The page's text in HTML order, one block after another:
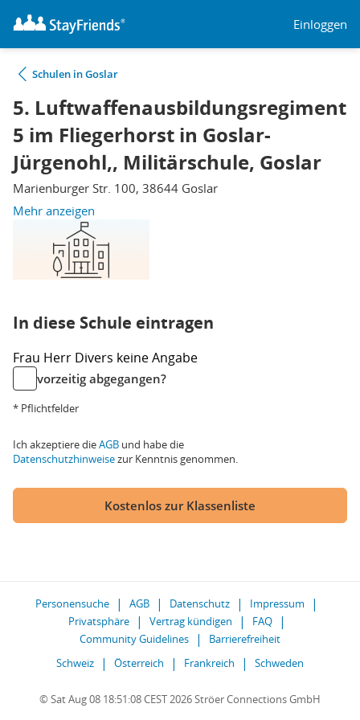
Einloggen
Schulen in Goslar
5. Luftwaffenausbildungsregiment
5 im Fliegerhorst in Goslar-
Jürgenohl,, Militärschule, Goslar
Marienburger Str. 100, 38644 Goslar
Mehr anzeigen
In diese Schule eintragen
Frau Herr Divers keine Angabe
vorzeitig abgegangen?
* Pflichtfelder
Ich akzeptiere dieAGB und habe die
Datenschutzhinweisezur Kenntnis genommen.
Kostenlos zur Klassenliste
Personensuche AGB Datenschutz
Impressum
Privatsphäre
Vertrag kündigen
FAQ
Community Guidelines
Barrierefreiheit
Schweiz
Österreich Frankreich Schweden
© Sat Aug 08 18:51:08 CEST 2026 Ströer Connections GmbH